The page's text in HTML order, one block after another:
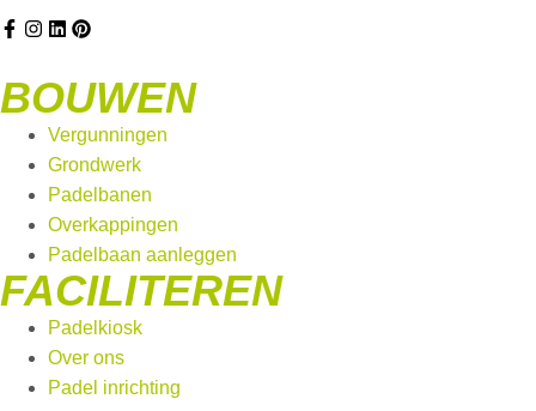
BOUWEN
Vergunningen
Grondwerk
Padelbanen
Overkappingen
Padelbaan aanleggen
FACILITEREN
Padelkiosk
Over ons
Padel inrichting